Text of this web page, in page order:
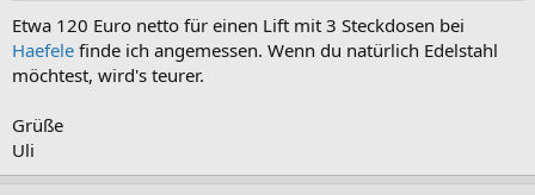
Etwa 120 Euro netto für einen Lift mit 3 Steckdosen bei
Haefele finde ich angemessen. Wenn du natürlich Edelstahl
möchtest, wird's teurer.
Grüße
Uli